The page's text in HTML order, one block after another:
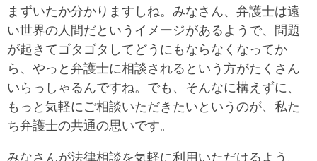
まずいたか分かりますしね。みなさん、弁護士は遠
い世界の人間だというイメージがあるようで、問題
が起きてゴタゴタしてどうにもならなくなってか
ら、やっと弁護士に相談されるという方がたくさん
いらっしゃるんですね。でも、そんなに構えずに、
もっと気軽にご相談いただきたいというのが、私た
ち弁護士の共通の思いです。
みなさんが法律相談を気軽に利用いただけるよう、